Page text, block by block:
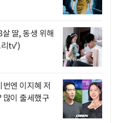
딸, 동생 위해
리tv')
엔 이지혜 저
많이 출세했구